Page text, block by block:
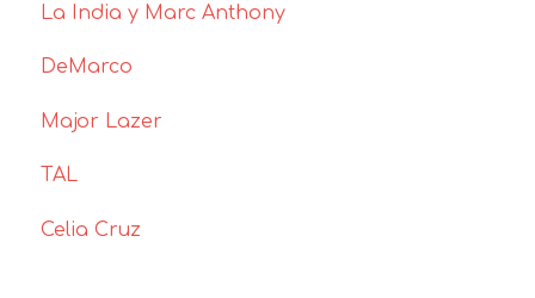
La India y Marc Anthony
DeMarco
Major Lazer
TAL
Celia Cruz